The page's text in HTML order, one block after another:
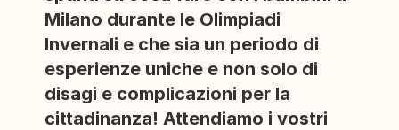
Milano durante le Olimpiadi
Invernali e che sia un periodo di
esperienze uniche e non solo di
disagi e complicazioni per la
cittadinanza! Attendiamo i vostri